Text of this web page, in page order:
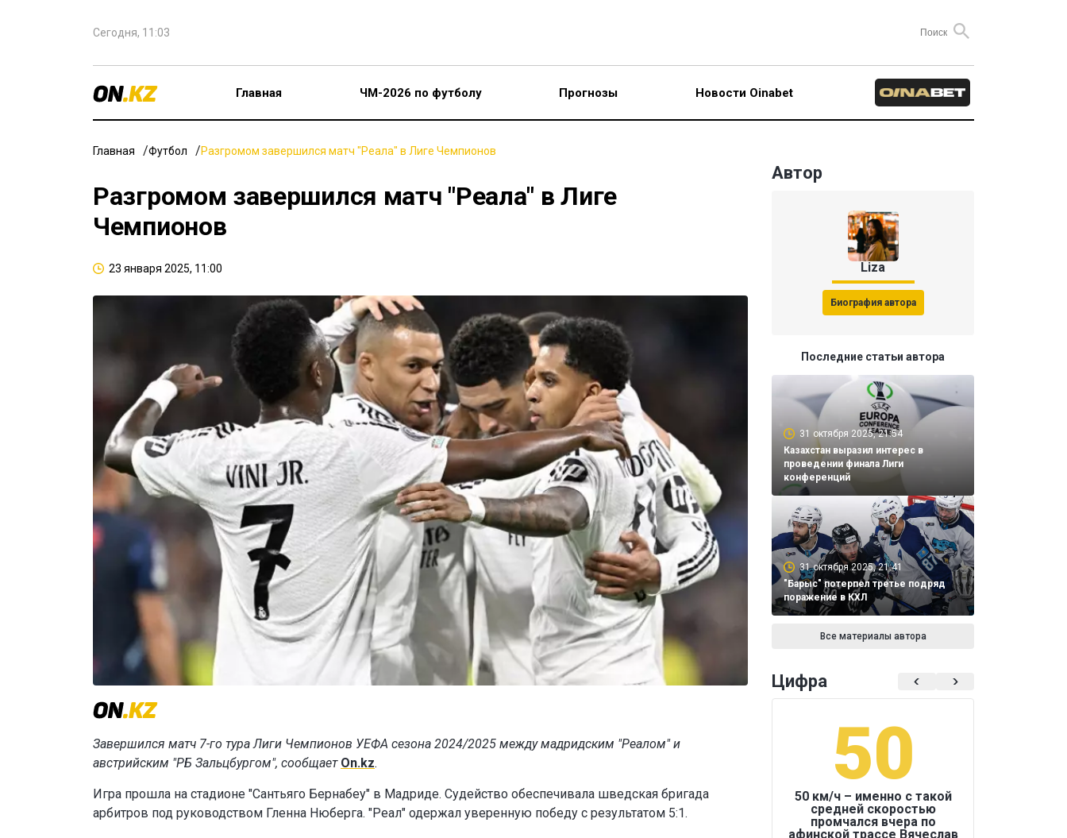
Сегодня, 11:03
Главная ЧМ-2026 по футболу Прогнозы Новости Oinabet
Главная Футбол Разгромом завершился матч "Реала" в Лиге Чемпионов
Разгромом завершился матч "Реала" в Лиге
Чемпионов
23 января 2025, 11:00
Завершился матч 7-го тура Лиги Чемпионов УЕФА сезона 2024/2025 между мадридским "Реалом" и
австрийским "РБ Зальцбургом", сообщает On.kz.
Игра прошла на стадионе "Сантьяго Бернабеу" в Мадриде. Судейство обеспечивала шведская бригада
арбитров под руководством Гленна Нюберга. "Реал" одержал уверенную победу с результатом 5:1.
Автор
Liza
Биография автора
Последние статьи автора
31 октября 2025, 21:54
Казахстан выразил интерес в
проведении финала Лиги
конференций
31 октября 2025, 21:41
"Барыс" потерпел третье подряд
поражение в КХЛ
Все материалы автора
Цифра
50
50 км/ч – именно с такой
средней скоростью
промчался вчера по
афинской трассе Вячеслав